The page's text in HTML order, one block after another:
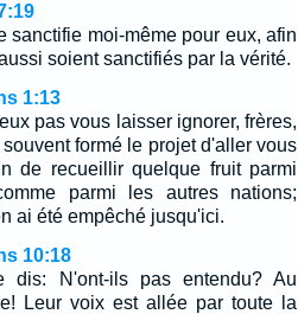
sanctifie moi-même pour eux, afin
soient sanctifiés par la vérité.
1:13
pas vous laisser ignorer, frères,
formé le projet d'aller vous
de recueillir quelque fruit parmi
parmi les autres nations;
ai été empêché jusqu'ici.
10:18
dis: N'ont-ils pas entendu? Au
Leur voix est allée par toute la